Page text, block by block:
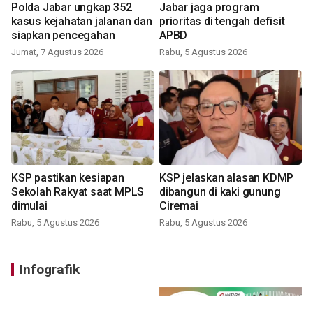
Polda Jabar ungkap 352
kasus kejahatan jalanan dan
siapkan pencegahan
Jumat, 7 Agustus 2026
Jabar jaga program
prioritas di tengah defisit
APBD
Rabu, 5 Agustus 2026
KSP pastikan kesiapan
Sekolah Rakyat saat MPLS
dimulai
Rabu, 5 Agustus 2026
KSP jelaskan alasan KDMP
dibangun di kaki gunung
Ciremai
Rabu, 5 Agustus 2026
Infografik